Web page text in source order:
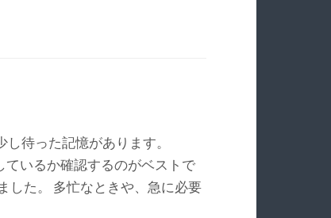
待った記憶があります。
ているか確認するのがベストで
した。 多忙なときや、急に必要